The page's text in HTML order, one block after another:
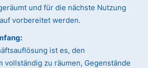
und für die nächste Nutzung
vorbereitet werden.
ist es, den
vollständig zu räumen, Gegenstände